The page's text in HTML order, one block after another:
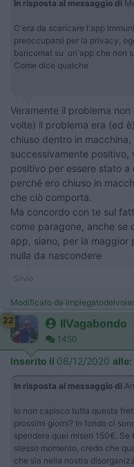
In risposta al messaggio di
C'era da scaricare l'app
preoccuparsi per la privacy,
bancomat su un'app che non
Come dice qualche
Veramente il problema
volte) il problema era (ed
chiuso dentro in
successivamente
positivo per essere stato
perché ero chiuso in
che ciò comporta.
Ma concordo con te sul
come paragone, anche se
app, siano, per la maggior
nulla da nascondere
Silvio
Modificato da
22
IlVagabondo
1450
Inserito il 08/12/2020 alle:
In risposta al messaggio di
Io non capisco tutta questa
prossimi giorni? In fondo ci
spendere quei miseri 150€.
stesso momento, credo che
che sia nella nostra